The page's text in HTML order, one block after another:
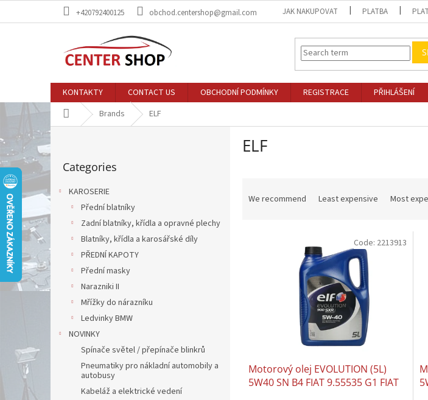
+420792400125 obchod.centershop@gmail.com JAK NAKUPOVAT PLATBA
KONTAKTY CONTACT US OBCHODNÍ PODMÍNKY REGISTRACE
PŘIHLÁŠENÍ
Home Brands ELF
S
i
d
e
a
r
categories
Categories
KAROSERIE
Přední blatníky
Zadní blatníky, křídla a opravné plechy
Blatníky, křídla a karosářské díly
PŘEDNÍ KAPOTY
Přední masky
Narazniki II
Mřížky do nárazníku
Ledvinky BMW
NOVINKY
Spínače světel / přepínače blinkrů
Pneumatiky pro nákladní automobily a
autobusy
Kabeláž a elektrické vedení
ELF
We recommend Least expensive Most
Motorový olej EVOLUTION (5L)
5W40 SN B4 FIAT 9.55535 G1 FIAT
Code: 2213913